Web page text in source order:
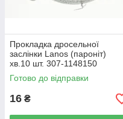
Прокладка дросельної
заслінки Lanos (пароніт)
хв.10 шт. 307-1148150
Україна
Готово до відправки
16 ₴